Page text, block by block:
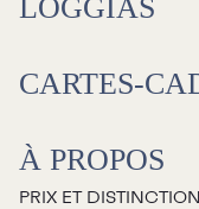
Emplois
LOGGIAS
CARTES-
À PROPOS
PRIX ET